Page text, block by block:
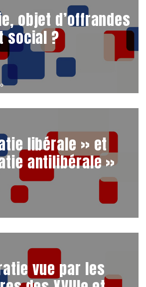
objet d’offrandes
social ?
libérale » et
antilibérale »
vue par les